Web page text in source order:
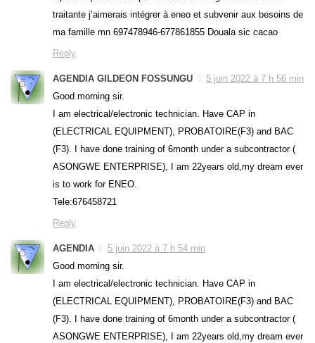
traitante j’aimerais intégrer à eneo et subvenir aux besoins de
ma famille mn 697478946-677861855 Douala sic cacao
Reply
AGENDIA GILDEON FOSSUNGU
5 juin 2022 à 7 h 56 min
Good morning sir.
I am electrical/electronic technician. Have CAP in
(ELECTRICAL EQUIPMENT), PROBATOIRE(F3) and BAC
(F3). I have done training of 6month under a subcontractor (
ASONGWE ENTERPRISE), I am 22years old,my dream ever
is to work for ENEO.
Tele:676458721
Reply
AGENDIA
5 juin 2022 à 7 h 54 min
Good morning sir.
I am electrical/electronic technician. Have CAP in
(ELECTRICAL EQUIPMENT), PROBATOIRE(F3) and BAC
(F3). I have done training of 6month under a subcontractor (
ASONGWE ENTERPRISE), I am 22years old,my dream ever